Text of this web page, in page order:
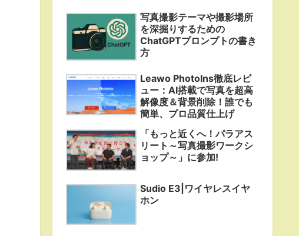
写真撮影テーマや撮影場所
を深掘りするための
ChatGPTプロンプトの書き
方
Leawo PhotoIns徹底レビ
ュー：AI搭載で写真を超高
解像度＆背景削除！誰でも
簡単、プロ品質仕上げ
「もっと近くへ！パラアス
リート～写真撮影ワークシ
ョップ～」に参加!
Sudio E3|ワイヤレスイヤ
ホン